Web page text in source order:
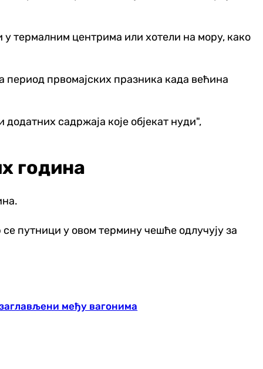
термалним центрима или хотели на мору, како
период првомајских празника када већина
садржаја које објекат нуди",
година
путници у овом термину чешће одлучују за
међу вагонима